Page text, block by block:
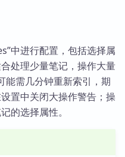
中进行配置，包括选择属
处理少量笔记，操作大量
需几分钟重新索引，期
置中关闭大操作警告；操
的选择属性。